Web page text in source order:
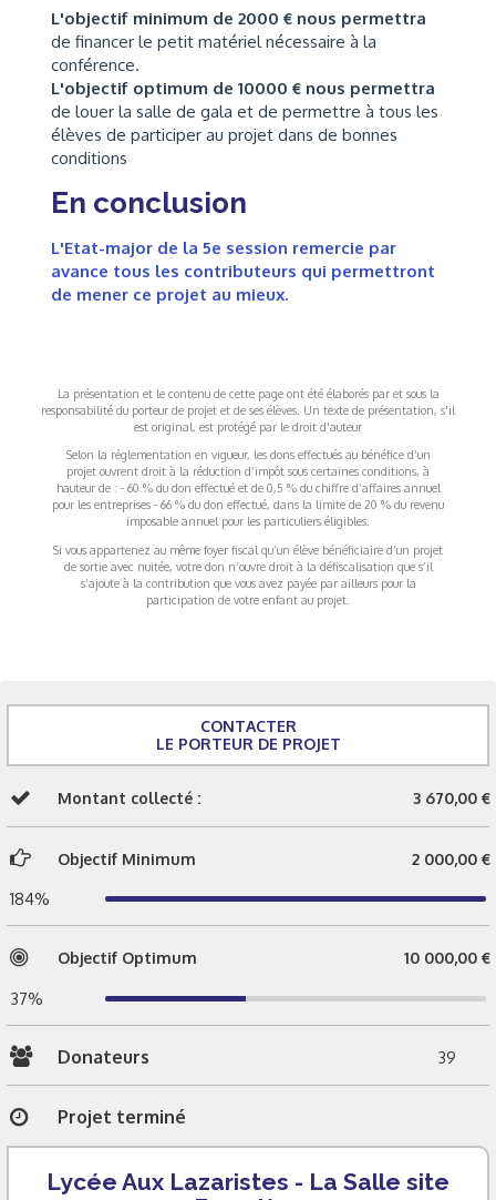
L'objectif minimum de 2000 € nous permettra
de financer le petit matériel nécessaire à la
conférence.
L'objectif optimum de 10000 € nous permettra
de louer la salle de gala et de permettre à tous les
élèves de participer au projet dans de bonnes
conditions
En conclusion
L'Etat-major de la 5e session remercie par
avance tous les contributeurs qui permettront
de mener ce projet au mieux.
La présentation et le contenu de cette page ont été élaborés par et sous la
responsabilité du porteur de projet et de ses élèves. Un texte de présentation, s'il
est original, est protégé par le droit d'auteur
Selon la réglementation en vigueur, les dons effectués au bénéfice d’un
projet ouvrent droit à la réduction d’impôt sous certaines conditions, à
hauteur de : - 60 % du don effectué et de 0,5 % du chiffre d’affaires annuel
pour les entreprises - 66 % du don effectué, dans la limite de 20 % du revenu
imposable annuel pour les particuliers éligibles.
Si vous appartenez au même foyer fiscal qu’un élève bénéficiaire d’un projet
de sortie avec nuitée, votre don n’ouvre droit à la défiscalisation que s’il
s’ajoute à la contribution que vous avez payée par ailleurs pour la
participation de votre enfant au projet.
CONTACTER
LE PORTEUR DE PROJET
Montant collecté : 3 670,00 €
Objectif Minimum 2 000,00 €
184%
Objectif Optimum 10 000,00 €
37%
Donateurs 39
Projet terminé
Lycée Aux Lazaristes - La Salle site